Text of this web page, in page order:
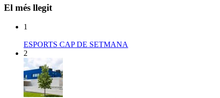
El més llegit
1
ESPORTS CAP DE SETMANA
2